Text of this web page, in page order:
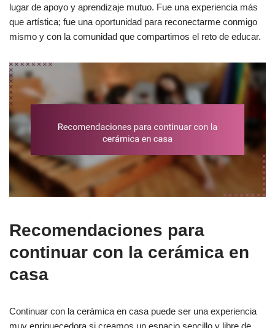
lugar de apoyo y aprendizaje mutuo. Fue una experiencia más
que artística; fue una oportunidad para reconectarme conmigo
mismo y con la comunidad que compartimos el reto de educar.
Recomendaciones para
continuar con la cerámica en
casa
Continuar con la cerámica en casa puede ser una experiencia